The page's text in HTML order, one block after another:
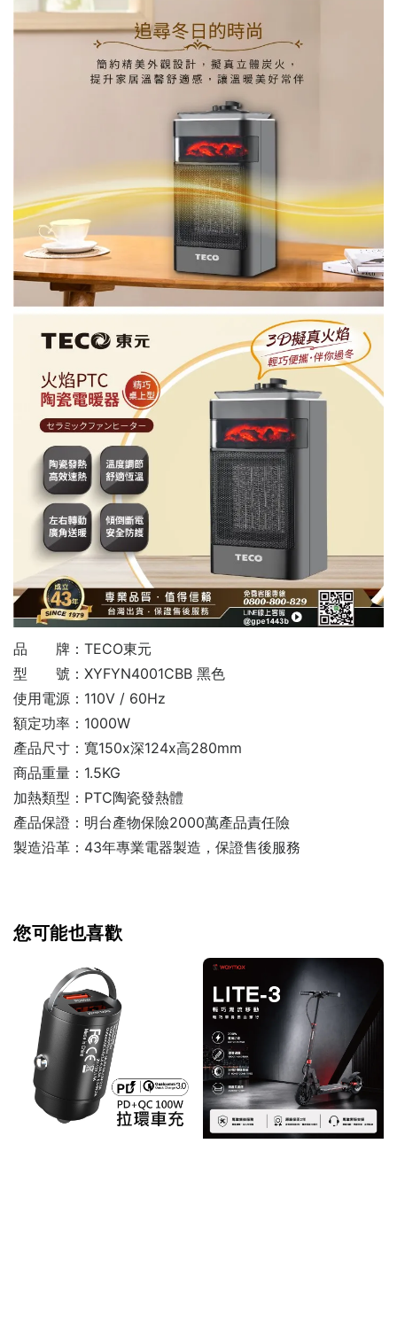
品 牌：TECO東元
型 號：XYFYN4001CBB 黑色
使用電源：110V / 60Hz
額定功率：1000W
產品尺寸：寬150x深124x高280mm
商品重量：1.5KG
加熱類型：PTC陶瓷發熱體
產品保證：明台產物保險2000萬產品責任險
製造沿革：43年專業電器製造，保證售後服務
您可能也喜歡